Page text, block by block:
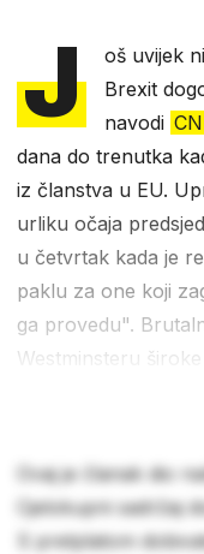
J
oš uvijek
Brexit
navodi
dana do trenutka
iz članstva u EU.
urliku očaja
u četvrtak kada je
paklu za one koji
ga provedu".
Westminsteru široke
Ovaj je članak dio
Cjelokupni sadržaj
S pretplatom